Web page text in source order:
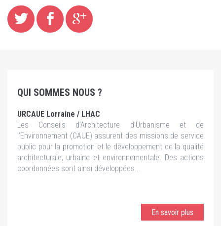
QUI SOMMES NOUS ?
URCAUE Lorraine / LHAC
Les Conseils d’Architecture d’Urbanisme et de
l’Environnement (CAUE) assurent des missions de service
public pour la promotion et le développement de la qualité
architecturale, urbaine et environnementale. Des actions
coordonnées sont ainsi développées...
En savoir plus